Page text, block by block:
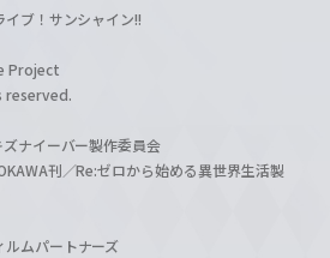
ブ！サンシャイン!!
Project
reserved.
ナイーバー製作委員会
刊／Re:ゼロから始める異世界生活製
ムパートナーズ